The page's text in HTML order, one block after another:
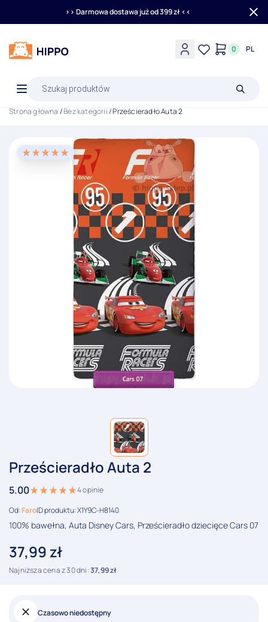
>> Darmowa dostawa już od 399 zł <<
0 PL
produktów
Strona główna /Bez kategorii/ Prześcieradło Auta 2
Prześcieradło Auta 2
5.00 4opinie
Od:FaroID produktu: X1Y9C-H8140
100% bawełna, Auta Disney Cars, Prześcieradło dziecięce Cars 07
37,99zł
Najniższa cena z 30 dni:37,99zł
Czasowo niedostępny